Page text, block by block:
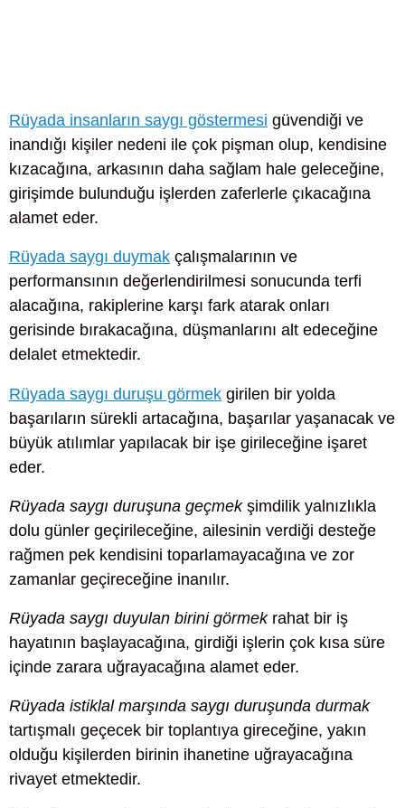
Rüyada insanların saygı göstermesi güvendiği ve
inandığı kişiler nedeni ile çok pişman olup, kendisine
kızacağına, arkasının daha sağlam hale geleceğine,
girişimde bulunduğu işlerden zaferlerle çıkacağına
alamet eder.
Rüyada saygı duymak çalışmalarının ve
performansının değerlendirilmesi sonucunda terfi
alacağına, rakiplerine karşı fark atarak onları
gerisinde bırakacağına, düşmanlarını alt edeceğine
delalet etmektedir.
Rüyada saygı duruşu görmek girilen bir yolda
başarıların sürekli artacağına, başarılar yaşanacak ve
büyük atılımlar yapılacak bir işe girileceğine işaret
eder.
Rüyada saygı duruşuna geçmekşimdilik yalnızlıkla
dolu günler geçirileceğine, ailesinin verdiği desteğe
rağmen pek kendisini toparlamayacağına ve zor
zamanlar geçireceğine inanılır.
Rüyada saygı duyulan birini görmekrahat bir iş
hayatının başlayacağına, girdiği işlerin çok kısa süre
içinde zarara uğrayacağına alamet eder.
Rüyada istiklal marşında saygı duruşunda durmak
tartışmalı geçecek bir toplantıya gireceğine, yakın
olduğu kişilerden birinin ihanetine uğrayacağına
rivayet etmektedir.